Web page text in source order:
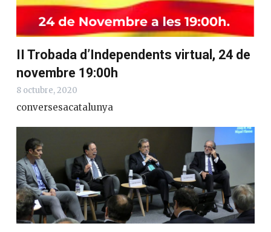
II Trobada d’Independents virtual, 24 de
novembre 19:00h
8 octubre, 2020
conversesacatalunya